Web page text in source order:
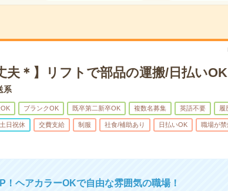
夫＊】リフトで部品の運搬/日払いOK
系
ブランクOK 既卒第二新卒OK 複数名募集 英語不要 履
土日祝休 交費支給 制服 社食/補助あり 日払いOK 職場が禁
！ヘアカラーOKで自由な雰囲気の職場！